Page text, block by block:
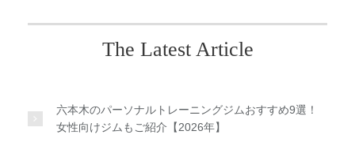
The Latest Article
六本木のパーソナルトレーニングジムおすすめ9選！
女性向けジムもご紹介【2026年】